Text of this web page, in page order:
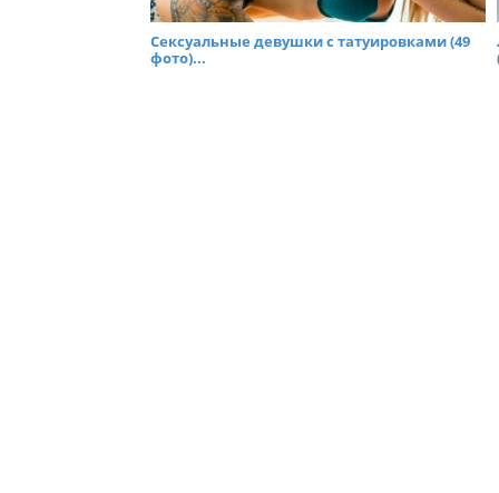
Сексуальные девушки с татуировками (49
фото)...